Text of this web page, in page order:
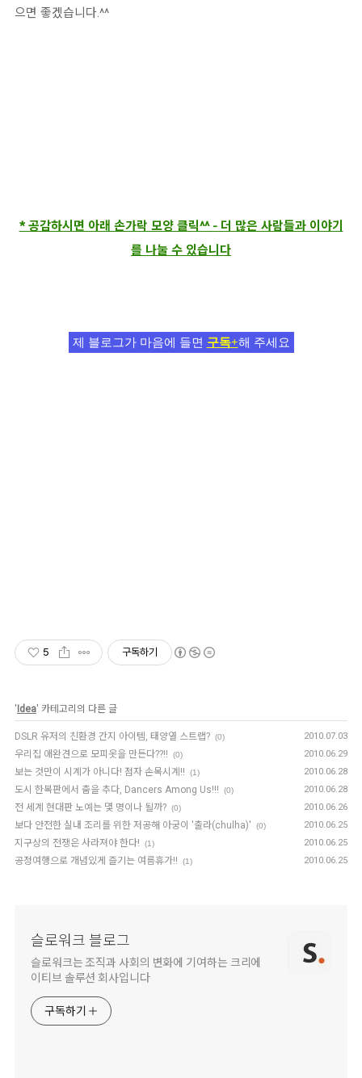
으면 좋겠습니다.^^
* 공감하시면 아래 손가락 모양 클릭^^ - 더 많은 사람들과 이야기
를 나눌 수 있습니다
제 블로그가 마음에 들면 구독+해 주세요
5 구독하기
'Idea' 카테고리의 다른 글
DSLR 유저의 친환경 간지 아이템, 태양열 스트랩? (0) 2010.07.03
우리집 애완견으로 모피옷을 만든다??!! (0) 2010.06.29
보는 것만이 시계가 아니다! 점자 손목시계!! (1) 2010.06.28
도시 한복판에서 춤을 추다, Dancers Among Us!!! (0) 2010.06.28
전 세계 현대판 노예는 몇 명이나 될까? (0) 2010.06.26
보다 안전한 실내 조리를 위한 저공해 아궁이 '출라(chulha)' (0) 2010.06.25
지구상의 전쟁은 사라져야 한다! (1) 2010.06.25
공정여행으로 개념있게 즐기는 여름휴가!! (1) 2010.06.25
슬로워크 블로그
슬로워크는 조직과 사회의 변화에 기여하는 크리에
이티브 솔루션 회사입니다
구독하기